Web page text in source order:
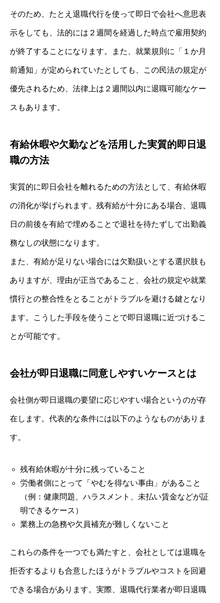
そのため、たとえ退職代行を使って即日で会社へ意思表
示をしても、法的には２週間を経過した時点で雇用契約
が終了することになります。また、就業規則に「１か月
前通知」が定められていたとしても、この民法の規定が
優先されるため、法律上は２週間以内に退職可能なケー
スもあります。
有給休暇や欠勤などを活用した実質的即日退
職の方法
実質的に即日会社を離れるための方法として、有給休暇
の消化が挙げられます。残有給が十分にある場合、退職
日の前後を有給で埋めることで退社を待たずして出勤義
務なしの状態になります。
また、有給が足りない場合には欠勤扱いとする選択肢も
ありますが、理由が正当であること、会社の規定や就業
慣行との整合性をとることがトラブルを避ける鍵となり
ます。こうした手段を使うことで即日退職に近づけるこ
とが可能です。
会社が即日退職に同意しやすいケースとは
会社側が即日退職の要望に応じやすい場合というのが存
在します。代表的な条件には以下のようなものがありま
す。
残有給休暇が十分に残っていること
労働者側にとって「やむを得ない事由」があること
（例：健康問題、ハラスメント、未払い賃金などが証
明できるケース）
業務上の急務や欠員補充が難しくないこと
これらの条件を一つでも満たすと、会社としては退職を
拒否するよりも合意したほうがトラブルやコストを回避
できる場合があります。実際、退職代行業者が即日退職